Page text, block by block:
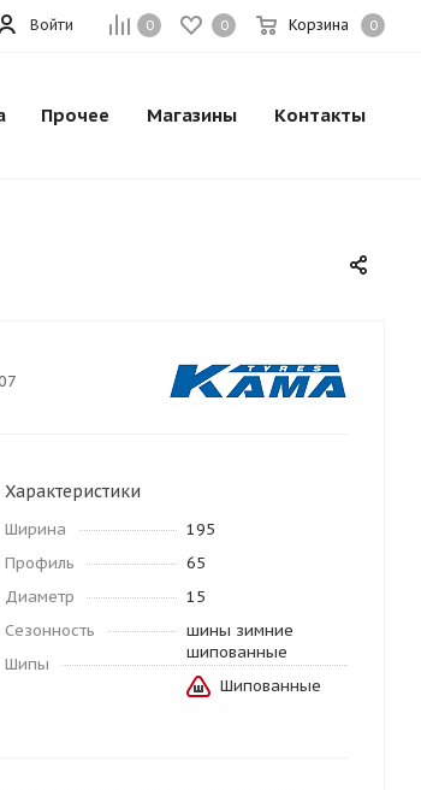
0 0 Корзина 0
Войти
Прочее Магазины Контакты
Характеристики
Ширина
195
Профиль
65
Диаметр
15
Сезонность
шины зимние
шипованные
Шипы
Шипованные